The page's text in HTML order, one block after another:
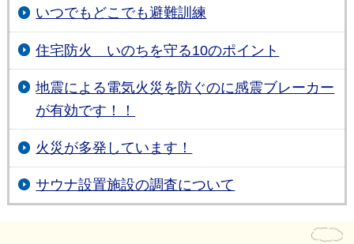
いつでもどこでも避難訓練
住宅防火 いのちを守る10のポイント
地震による電気火災を防ぐのに感震ブレーカー
が有効です！！
火災が多発しています！
サウナ設置施設の調査について